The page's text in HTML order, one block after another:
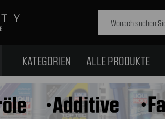
KATEGORIEN ALLE PRODUKTE